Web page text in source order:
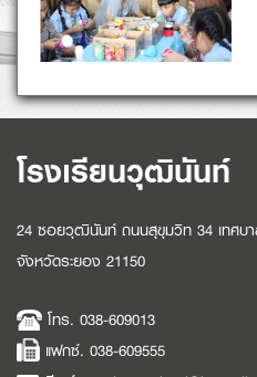
โรงเรียนวุฒินันท์
24 ซอยวุฒินันท์ ถนนสุขุมวิท 34 เทศบา
จังหวัดระยอง 21150
โทร. 038-609013
แฟกซ์. 038-609555